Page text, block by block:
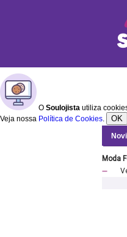
O Soulojista utiliza
Veja nossa Política de Cookies. OK
Moda